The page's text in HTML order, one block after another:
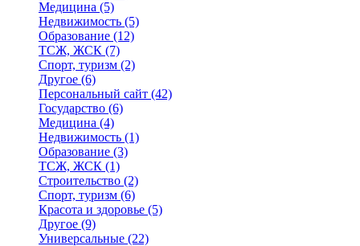
Медицина (5)
Недвижимость (5)
Образование (12)
ТСЖ, ЖСК (7)
Спорт, туризм (2)
Другое (6)
Персональный сайт (42)
Государство (6)
Медицина (4)
Недвижимость (1)
Образование (3)
ТСЖ, ЖСК (1)
Строительство (2)
Спорт, туризм (6)
Красота и здоровье (5)
Другое (9)
Универсальные (22)